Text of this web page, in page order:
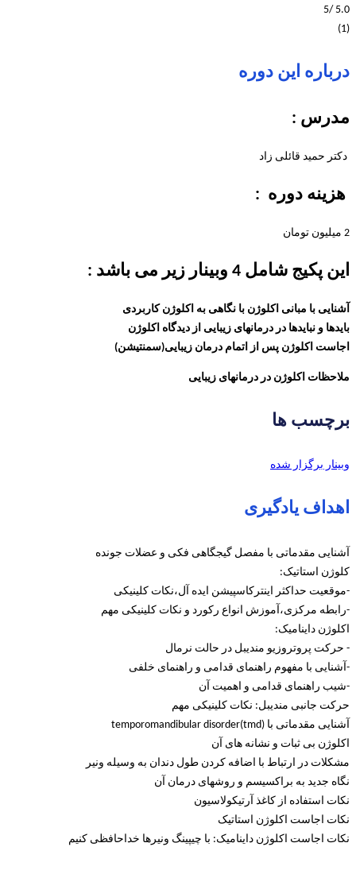
5.0
/5
(1)
درباره این دوره
مدرس :
دکتر حمید قائلی زاد
هزینه دوره :
2 میلیون تومان
این پکیج شامل 4 وبینار زیر می باشد :
آشنایی با مبانی اکلوژن با نگاهی به اکلوژن کاربردی
بایدها و نبایدها در درمانهای زیبایی از دیدگاه اکلوژن
اجاست اکلوژن پس از اتمام درمان زیبایی(سمنتیشن)
ملاحظات اکلوژن در درمانهای زیبایی
برچسب ها
وبینار برگزار شده
اهداف یادگیری
آشنایی مقدماتی با مفصل گیجگاهی فکی و عضلات جونده
کلوژن استاتیک:
-موقعیت حداکثر اینترکاسپیشن ایده آل،نکات کلینیکی
-رابطه مرکزی،آموزش انواع رکورد و نکات کلینیکی مهم
اکلوژن داینامیک:
- حرکت پروتروزیو مندیبل در حالت نرمال
-آشنایی با مفهوم راهنمای قدامی و راهنمای خلفی
-شیب راهنمای قدامی و اهمیت آن
حرکت جانبی مندیبل: نکات کلینیکی مهم
آشنایی مقدماتی با temporomandibular disorder(tmd)
اکلوژن بی ثبات و نشانه های آن
مشکلات در ارتباط با اضافه کردن طول دندان به وسیله ونیر
نگاه جدید به براکسیسم و روشهای درمان آن
نکات استفاده از کاغذ آرتیکولاسیون
نکات اجاست اکلوژن استاتیک
نکات اجاست اکلوژن داینامیک: با چیپینگ ونیرها خداحافظی کنیم